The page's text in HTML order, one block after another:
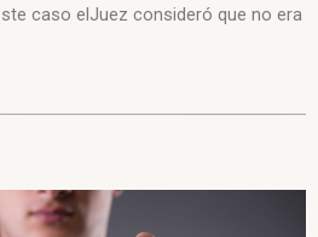
caso elJuez consideró que no era